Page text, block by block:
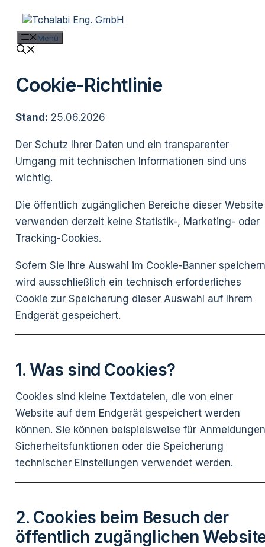
Inhalt
springenMenü
Cookie-Richtlinie
Stand: 25.06.2026
Der Schutz Ihrer Daten und ein transparenter
Umgang mit technischen Informationen sind uns
wichtig.
Die öffentlich zugänglichen Bereiche dieser Website
verwenden derzeit keine Statistik-, Marketing- oder
Tracking-Cookies.
Sofern Sie Ihre Auswahl im Cookie-Banner
wird ausschließlich ein technisch erforderliches
Cookie zur Speicherung dieser Auswahl auf Ihrem
Endgerät gespeichert.
1. Was sind Cookies?
Cookies sind kleine Textdateien, die von einer
Website auf dem Endgerät gespeichert werden
können. Sie können beispielsweise für
Sicherheitsfunktionen oder die Speicherung
technischer Einstellungen verwendet werden.
2. Cookies beim Besuch der
öffentlich zugänglichen